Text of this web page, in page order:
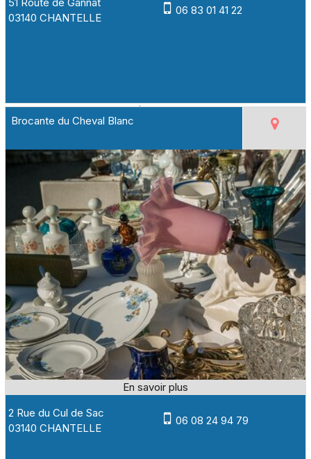
03140 CHANTELLE
06 83 01 41 22
Brocante du Cheval Blanc
2 Rue du Cul de Sac
03140 CHANTELLE
06 08 24 94 79